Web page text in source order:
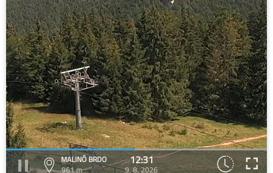
MALINÔ BRDO
961 m
12:31
9. 8. 2026